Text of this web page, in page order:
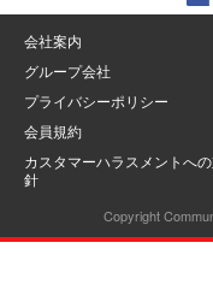
会社案内
グループ会社
プライバシーポリシー
会員規約
カスタマーハラスメントへ
針
Copyright